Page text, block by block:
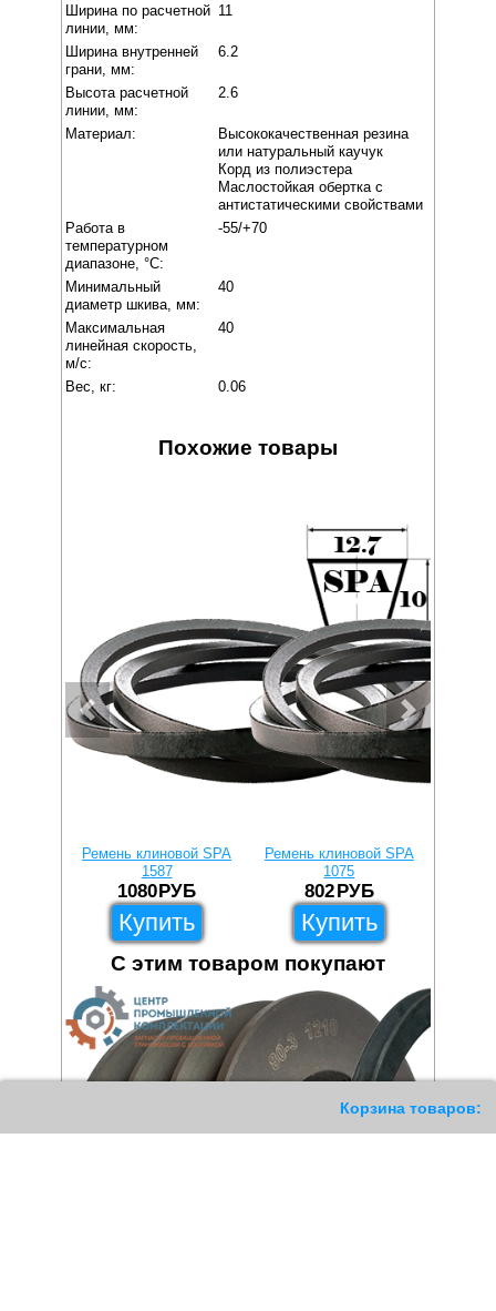
Корзина товаров:
Ширина по расчетной
линии, мм:
11
Ширина внутренней
грани, мм:
6.2
Высота расчетной
линии, мм:
2.6
Материал:
Высококачественная резина
или натуральный каучук
Корд из полиэстера
Маслостойкая обертка с
антистатическими свойствами
Работа в
температурном
диапазоне, °C:
-55/+70
Минимальный
диаметр шкива, мм:
40
Максимальная
линейная скорость,
м/с:
40
Вес, кг: 0.06
Похожие товары
Ремень клиновой SPA
1587
1080РУБ
Купить
Ремень клиновой SPA
1075
802РУБ
Купить
С этим товаром покупают
187